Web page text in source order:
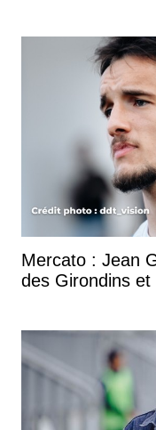
Mercato : Jean
des Girondins